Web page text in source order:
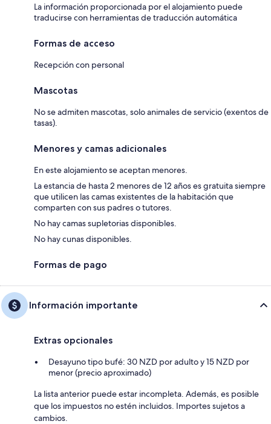
La información proporcionada por el alojamiento puede
traducirse con herramientas de traducción automática
Formas de acceso
Recepción con personal
Mascotas
No se admiten mascotas, solo animales de servicio (exentos de
tasas).
Menores y camas adicionales
En este alojamiento se aceptan menores.
La estancia de hasta 2 menores de 12 años es gratuita siempre
que utilicen las camas existentes de la habitación que
comparten con sus padres o tutores.
No hay camas supletorias disponibles.
No hay cunas disponibles.
Formas de pago
Información importante
Extras opcionales
Desayuno tipo bufé: 30 NZD por adulto y 15 NZD por
menor (precio aproximado)
La lista anterior puede estar incompleta. Además, es posible
que los impuestos no estén incluidos. Importes sujetos a
cambios.